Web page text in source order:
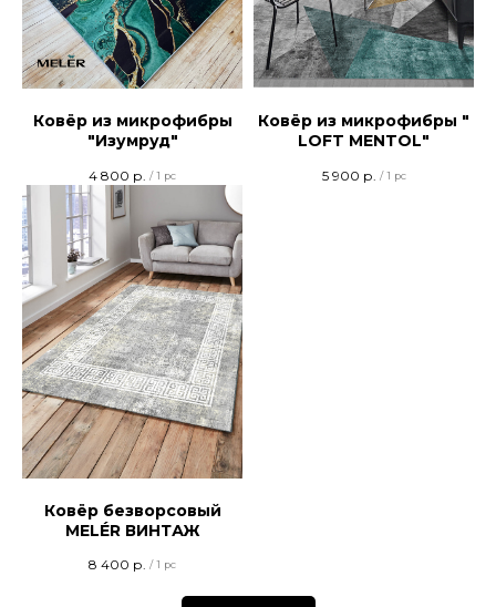
Ковёр из микрофибры
"Изумруд"
4 800 р. / 1 pc
Ковёр из микрофибры "
LOFT MENTOL"
5 900 р. / 1 pc
Ковёр безворсовый
MELÉR ВИНТАЖ
8 400 р. / 1 pc